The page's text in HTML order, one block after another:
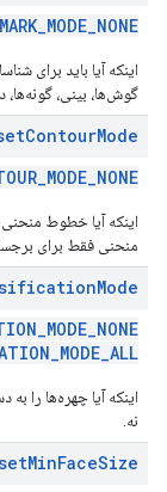
اینکه آیا باید برای
گوش‌ها، بینی، گونه‌ها،
اینکه آیا خطوط
منحنی فقط برای
اینکه آیا چهره‌ها را
نه.